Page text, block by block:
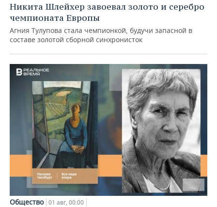
Никита Шлейхер завоевал золото и серебро
чемпионата Европы
Агния Тулупова стала чемпионкой, будучи запасной в
составе золотой сборной синхронисток
Общество 01 авг, 00:00